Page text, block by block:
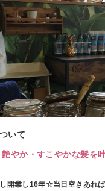
いて
やか・すこやかな髪を
開業し16年☆当日空きあれ